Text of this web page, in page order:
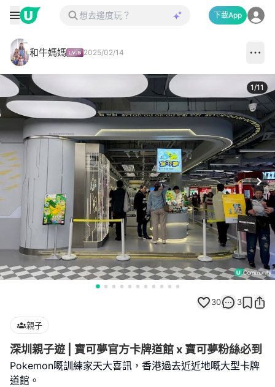
下載App
和牛媽媽 2025/02/14
1/11
30 3
親子
深圳親子遊 | 寶可夢官方卡牌道館 x 寶可夢粉絲必到
Pokemon嘅訓練家天大喜訊，香港過去近近地嘅大型卡牌
道館。